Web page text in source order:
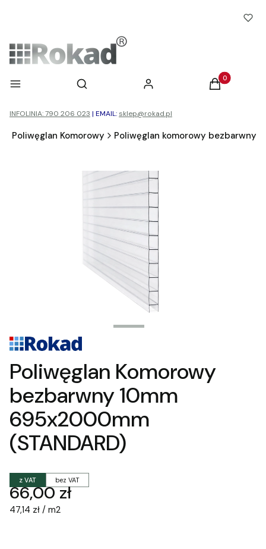
Menu Otwórz wyszukiwarkę
Szukaj Zaloguj się Produkty w
Koszyk
INFOLINIA: 790 206 023 | EMAIL: sklep@rokad.pl
Poliwęglan Komorowy Poliwęglan komorowy bezbarwny
Poliwęglan Komorowy
bezbarwny 10mm
695x2000mm
(STANDARD)
z VAT bez VAT
Cena
66,00 zł
47,14 zł / m2